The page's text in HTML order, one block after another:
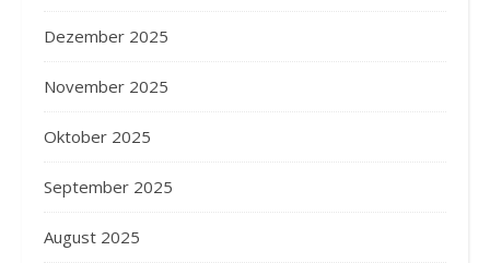
Dezember 2025
November 2025
Oktober 2025
September 2025
August 2025